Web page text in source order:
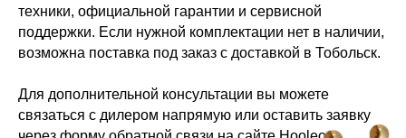
техники, официальной гарантии и сервисной
поддержки. Если нужной комплектации нет в наличии,
возможна поставка под заказ с доставкой в Тобольск.
Для дополнительной консультации вы можете
связаться с дилером напрямую или оставить заявку